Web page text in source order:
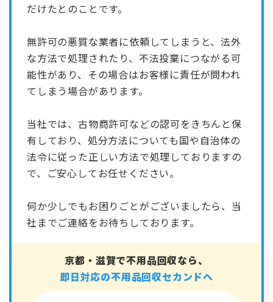
だけたとのことです。
無許可の悪質な業者に依頼してしまうと、法外
な方法で処理されたり、不法投棄につながる可
能性があり、その場合はお客様に責任が問われ
てしまう場合があります。
当社では、古物商許可などの認可をきちんと保
有しており、処分方法についても国や自治体の
法令に従った正しい方法で処理しておりますの
で、ご安心してお任せください。
何か少しでもお困りごとがございましたら、当
社までご連絡をお待ちしております。
京都・滋賀で不用品回収なら、
即日対応の不用品回収セカンドへ